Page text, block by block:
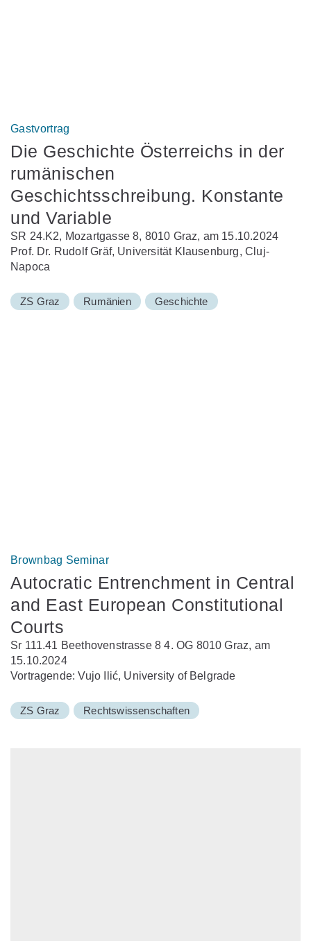
Gastvortrag
Die Geschichte Österreichs in der
rumänischen
Geschichtsschreibung. Konstante
und Variable
SR 24.K2, Mozartgasse 8, 8010 Graz, am 15.10.2024
Prof. Dr. Rudolf Gräf, Universität Klausenburg, Cluj-
Napoca
ZS Graz Rumänien Geschichte
Brownbag Seminar
Autocratic Entrenchment in Central
and East European Constitutional
Courts
Sr 111.41 Beethovenstrasse 8 4. OG 8010 Graz, am
15.10.2024
Vortragende: Vujo Ilić, University of Belgrade
ZS Graz Rechtswissenschaften